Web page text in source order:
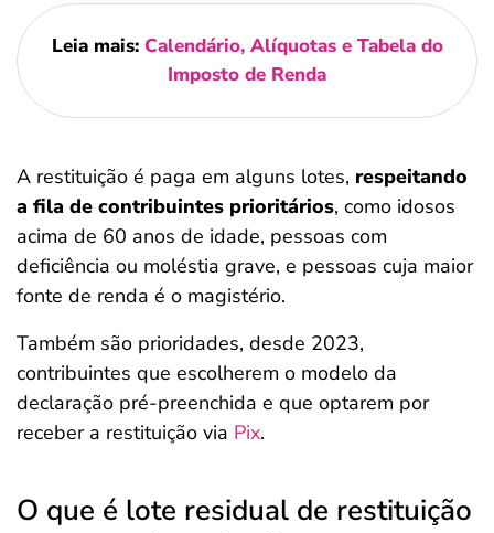
Leia mais: Calendário, Alíquotas e Tabela do
Imposto de Renda
A restituição é paga em alguns lotes, respeitando
a fila de contribuintes prioritários, como idosos
acima de 60 anos de idade, pessoas com
deficiência ou moléstia grave, e pessoas cuja maior
fonte de renda é o magistério.
Também são prioridades, desde 2023,
contribuintes que escolherem o modelo da
declaração pré-preenchida e que optarem por
receber a restituição via Pix.
O que é lote residual de restituição